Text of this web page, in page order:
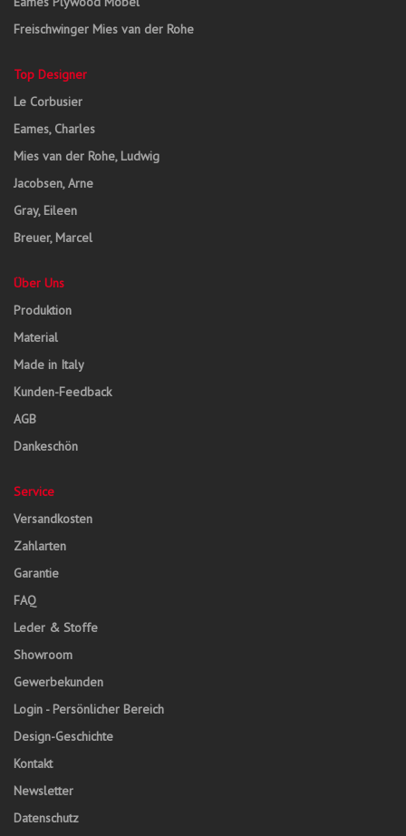
Freischwinger Mies van der Rohe
Top Designer
Le Corbusier
Eames, Charles
Mies van der Rohe, Ludwig
Jacobsen, Arne
Gray, Eileen
Breuer, Marcel
Über Uns
Produktion
Material
Made in Italy
Kunden-Feedback
AGB
Dankeschön
Service
Versandkosten
Zahlarten
Garantie
FAQ
Leder & Stoffe
Showroom
Gewerbekunden
Login - Persönlicher Bereich
Design-Geschichte
Kontakt
Newsletter
Datenschutz